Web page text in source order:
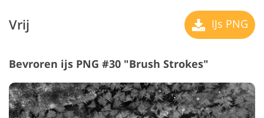
Vrij IJs PNG
Bevroren ijs PNG #30 "Brush Strokes"